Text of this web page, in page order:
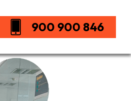
900 900 846